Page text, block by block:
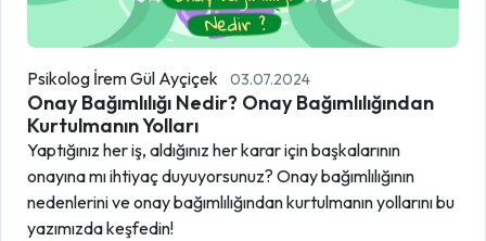
Psikolog İrem Gül Ayçiçek 03.07.2024
Onay Bağımlılığı Nedir? Onay Bağımlılığından
Kurtulmanın Yolları
Yaptığınız her iş, aldığınız her karar için başkalarının
onayına mı ihtiyaç duyuyorsunuz? Onay bağımlılığının
nedenlerini ve onay bağımlılığından kurtulmanın yollarını bu
yazımızda keşfedin!